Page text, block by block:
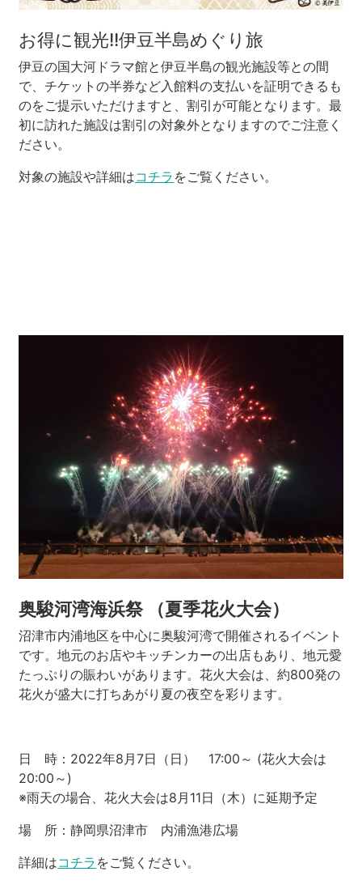
伊東市
伊豆の国市
松崎町
東伊豆町
お得に観光!!伊豆半島めぐり旅
伊豆の国大河ドラマ館と伊豆半島の観光施設等との間
で、チケットの半券など入館料の支払いを証明できるも
のをご提示いただけますと、割引が可能となります。最
初に訪れた施設は割引の対象外となりますのでご注意く
ださい。
対象の施設や詳細はコチラ をご覧ください。
奥駿河湾海浜祭 （夏季花火大会）
沼津市内浦地区を中心に奥駿河湾で開催されるイベント
です。地元のお店やキッチンカーの出店もあり、地元愛
たっぷりの賑わいがあります。花火大会は、約800発の
花火が盛大に打ちあがり夏の夜空を彩ります。
日 時：2022年8月7日（日） 17:00～ (花火大会は
20:00～)
※雨天の場合、花火大会は8月11日（木）に延期予定
場 所：静岡県沼津市 内浦漁港広場
詳細はコチラ をご覧ください。